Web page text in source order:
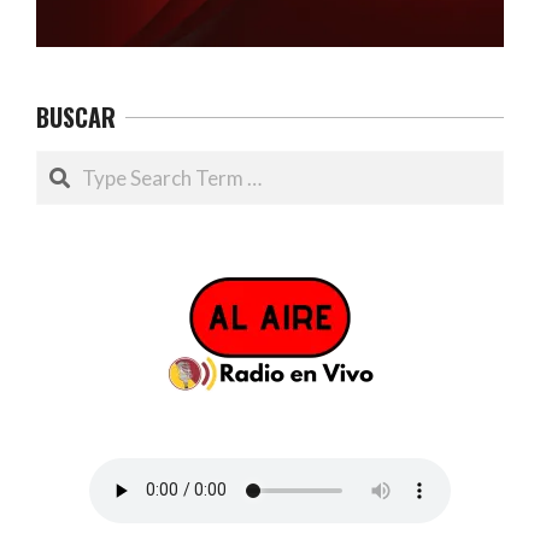
BUSCAR
Search